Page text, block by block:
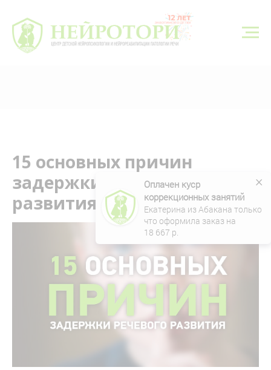
8 (3452) 550-548
neyrotori@gmail.com
Записаться
15 основных причин
задержки речевого
развития
Оплачен куср
коррекционных занятий
Екатерина из Абакана только
18 667 р.
×